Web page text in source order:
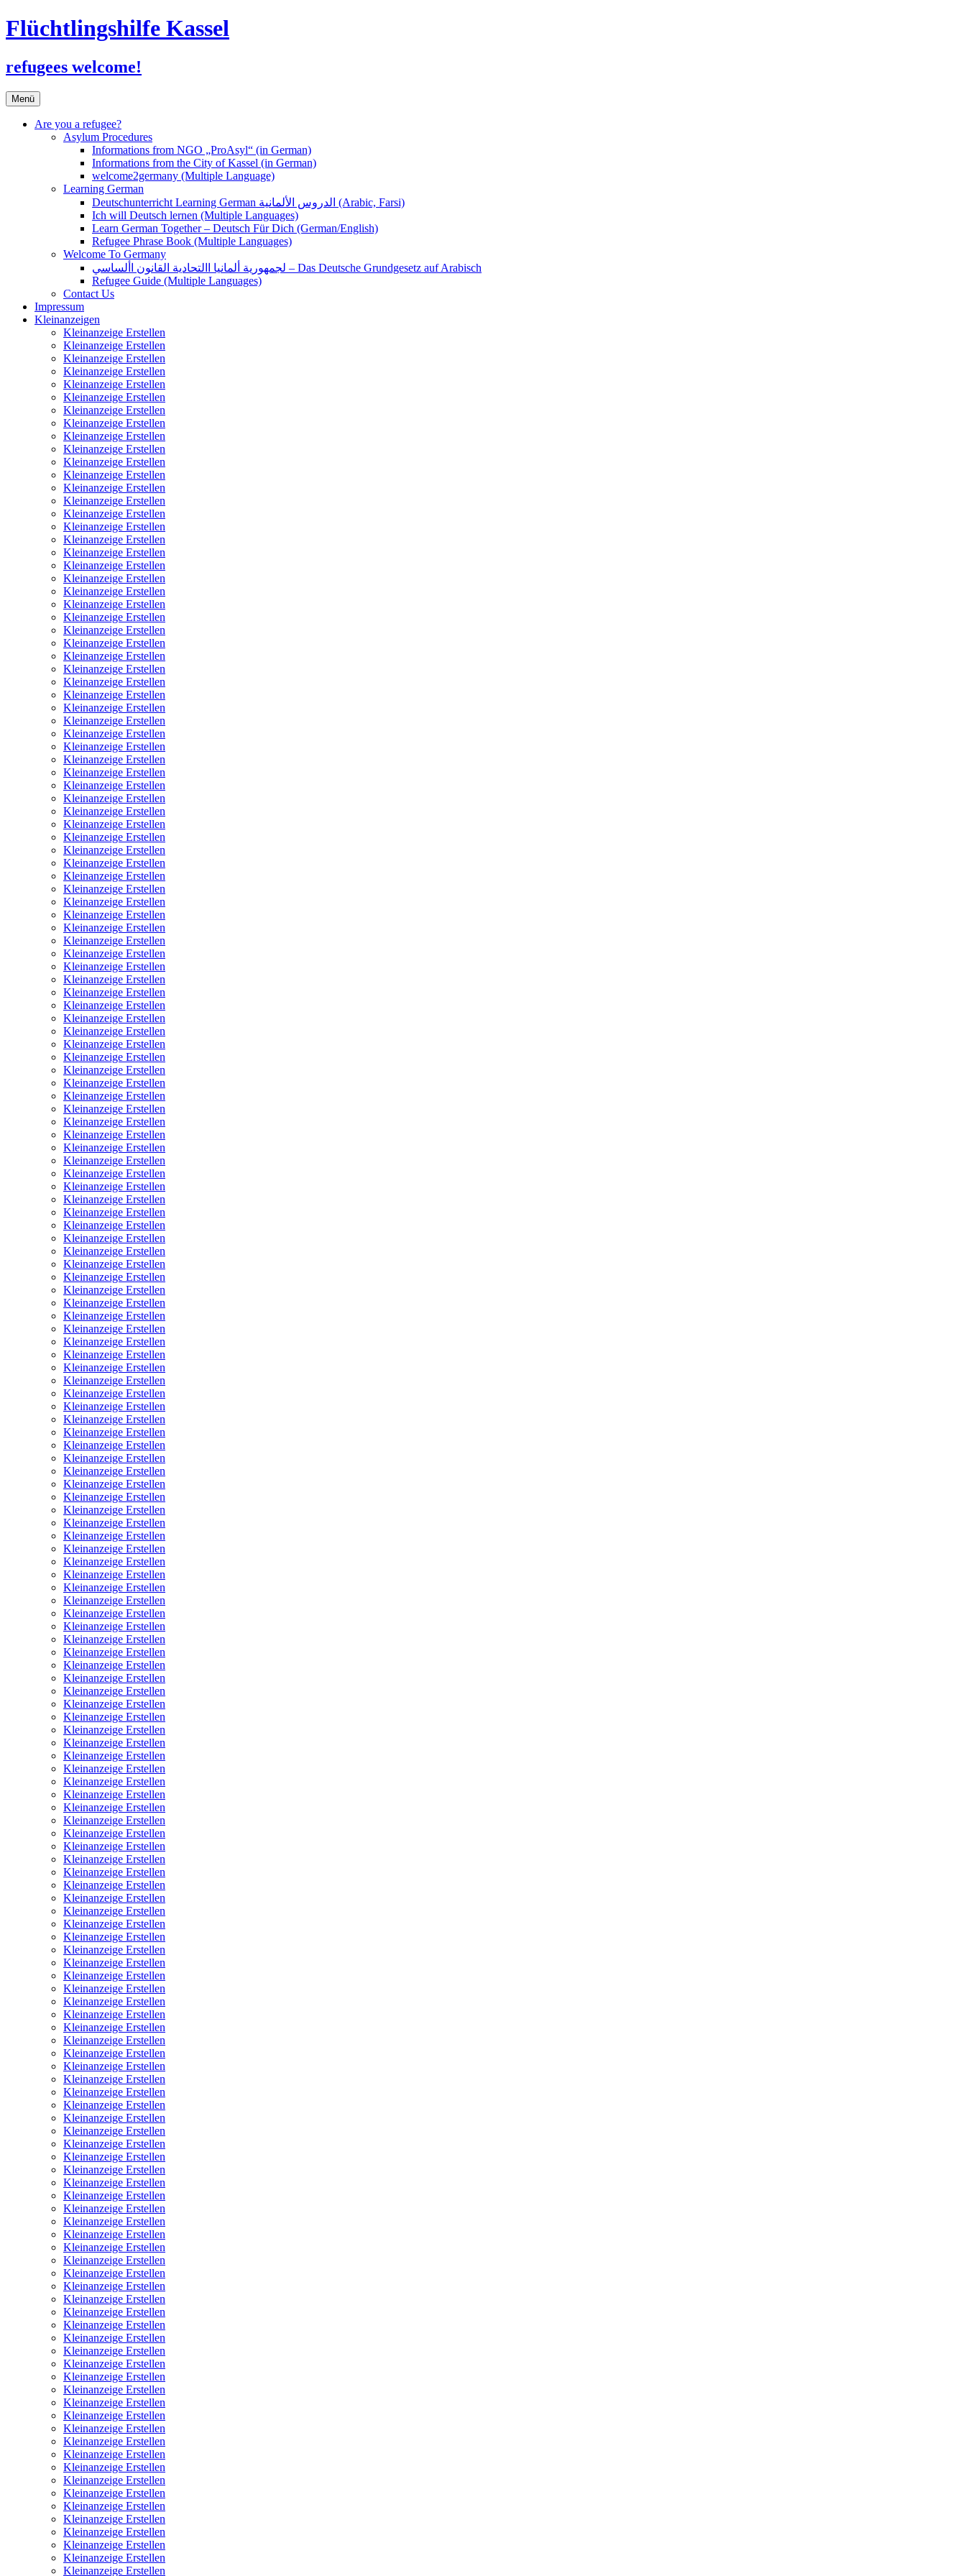
Flüchtlingshilfe Kassel
refugees welcome!
Menü Zum
Inhalt
springen
Are you a refugee?
Asylum Procedures
Informations from NGO „ProAsyl“ (in German)
Informations from the City of Kassel (in German)
welcome2germany (Multiple Language)
Learning German
Deutschunterricht Learning German الدروس الألمانية (Arabic, Farsi)
Ich will Deutsch lernen (Multiple Languages)
Learn German Together – Deutsch Für Dich (German/English)
Refugee Phrase Book (Multiple Languages)
Welcome To Germany
لجمهورية ألمانيا االتحادية القانون األساسي – Das Deutsche Grundgesetz auf Arabisch
Refugee Guide (Multiple Languages)
Contact Us
Impressum
Kleinanzeigen
Kleinanzeige Erstellen
Kleinanzeige Erstellen
Kleinanzeige Erstellen
Kleinanzeige Erstellen
Kleinanzeige Erstellen
Kleinanzeige Erstellen
Kleinanzeige Erstellen
Kleinanzeige Erstellen
Kleinanzeige Erstellen
Kleinanzeige Erstellen
Kleinanzeige Erstellen
Kleinanzeige Erstellen
Kleinanzeige Erstellen
Kleinanzeige Erstellen
Kleinanzeige Erstellen
Kleinanzeige Erstellen
Kleinanzeige Erstellen
Kleinanzeige Erstellen
Kleinanzeige Erstellen
Kleinanzeige Erstellen
Kleinanzeige Erstellen
Kleinanzeige Erstellen
Kleinanzeige Erstellen
Kleinanzeige Erstellen
Kleinanzeige Erstellen
Kleinanzeige Erstellen
Kleinanzeige Erstellen
Kleinanzeige Erstellen
Kleinanzeige Erstellen
Kleinanzeige Erstellen
Kleinanzeige Erstellen
Kleinanzeige Erstellen
Kleinanzeige Erstellen
Kleinanzeige Erstellen
Kleinanzeige Erstellen
Kleinanzeige Erstellen
Kleinanzeige Erstellen
Kleinanzeige Erstellen
Kleinanzeige Erstellen
Kleinanzeige Erstellen
Kleinanzeige Erstellen
Kleinanzeige Erstellen
Kleinanzeige Erstellen
Kleinanzeige Erstellen
Kleinanzeige Erstellen
Kleinanzeige Erstellen
Kleinanzeige Erstellen
Kleinanzeige Erstellen
Kleinanzeige Erstellen
Kleinanzeige Erstellen
Kleinanzeige Erstellen
Kleinanzeige Erstellen
Kleinanzeige Erstellen
Kleinanzeige Erstellen
Kleinanzeige Erstellen
Kleinanzeige Erstellen
Kleinanzeige Erstellen
Kleinanzeige Erstellen
Kleinanzeige Erstellen
Kleinanzeige Erstellen
Kleinanzeige Erstellen
Kleinanzeige Erstellen
Kleinanzeige Erstellen
Kleinanzeige Erstellen
Kleinanzeige Erstellen
Kleinanzeige Erstellen
Kleinanzeige Erstellen
Kleinanzeige Erstellen
Kleinanzeige Erstellen
Kleinanzeige Erstellen
Kleinanzeige Erstellen
Kleinanzeige Erstellen
Kleinanzeige Erstellen
Kleinanzeige Erstellen
Kleinanzeige Erstellen
Kleinanzeige Erstellen
Kleinanzeige Erstellen
Kleinanzeige Erstellen
Kleinanzeige Erstellen
Kleinanzeige Erstellen
Kleinanzeige Erstellen
Kleinanzeige Erstellen
Kleinanzeige Erstellen
Kleinanzeige Erstellen
Kleinanzeige Erstellen
Kleinanzeige Erstellen
Kleinanzeige Erstellen
Kleinanzeige Erstellen
Kleinanzeige Erstellen
Kleinanzeige Erstellen
Kleinanzeige Erstellen
Kleinanzeige Erstellen
Kleinanzeige Erstellen
Kleinanzeige Erstellen
Kleinanzeige Erstellen
Kleinanzeige Erstellen
Kleinanzeige Erstellen
Kleinanzeige Erstellen
Kleinanzeige Erstellen
Kleinanzeige Erstellen
Kleinanzeige Erstellen
Kleinanzeige Erstellen
Kleinanzeige Erstellen
Kleinanzeige Erstellen
Kleinanzeige Erstellen
Kleinanzeige Erstellen
Kleinanzeige Erstellen
Kleinanzeige Erstellen
Kleinanzeige Erstellen
Kleinanzeige Erstellen
Kleinanzeige Erstellen
Kleinanzeige Erstellen
Kleinanzeige Erstellen
Kleinanzeige Erstellen
Kleinanzeige Erstellen
Kleinanzeige Erstellen
Kleinanzeige Erstellen
Kleinanzeige Erstellen
Kleinanzeige Erstellen
Kleinanzeige Erstellen
Kleinanzeige Erstellen
Kleinanzeige Erstellen
Kleinanzeige Erstellen
Kleinanzeige Erstellen
Kleinanzeige Erstellen
Kleinanzeige Erstellen
Kleinanzeige Erstellen
Kleinanzeige Erstellen
Kleinanzeige Erstellen
Kleinanzeige Erstellen
Kleinanzeige Erstellen
Kleinanzeige Erstellen
Kleinanzeige Erstellen
Kleinanzeige Erstellen
Kleinanzeige Erstellen
Kleinanzeige Erstellen
Kleinanzeige Erstellen
Kleinanzeige Erstellen
Kleinanzeige Erstellen
Kleinanzeige Erstellen
Kleinanzeige Erstellen
Kleinanzeige Erstellen
Kleinanzeige Erstellen
Kleinanzeige Erstellen
Kleinanzeige Erstellen
Kleinanzeige Erstellen
Kleinanzeige Erstellen
Kleinanzeige Erstellen
Kleinanzeige Erstellen
Kleinanzeige Erstellen
Kleinanzeige Erstellen
Kleinanzeige Erstellen
Kleinanzeige Erstellen
Kleinanzeige Erstellen
Kleinanzeige Erstellen
Kleinanzeige Erstellen
Kleinanzeige Erstellen
Kleinanzeige Erstellen
Kleinanzeige Erstellen
Kleinanzeige Erstellen
Kleinanzeige Erstellen
Kleinanzeige Erstellen
Kleinanzeige Erstellen
Kleinanzeige Erstellen
Kleinanzeige Erstellen
Kleinanzeige Erstellen
Kleinanzeige Erstellen
Kleinanzeige Erstellen
Kleinanzeige Erstellen
Kleinanzeige Erstellen
Kleinanzeige Erstellen
Kleinanzeige Erstellen
Kleinanzeige Erstellen
Kleinanzeige Erstellen